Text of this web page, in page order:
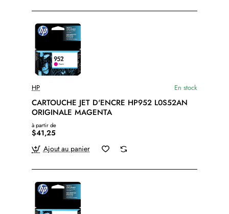
HP En stock
CARTOUCHE JET D'ENCRE HP952 L0S52AN
ORIGINALE MAGENTA
à partir de
$41,25
Ajout au panier